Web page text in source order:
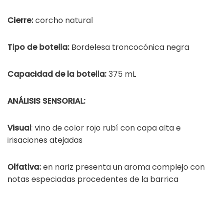
Cierre:corcho natural
Tipo de botella: Bordelesa troncocónica negra
Capacidad de la botella:375 mL
ANÁLISIS SENSORIAL:
Visual: vino de color rojo rubí con capa alta e
irisaciones atejadas
Olfativa:en nariz presenta un aroma complejo con
notas especiadas procedentes de la barrica